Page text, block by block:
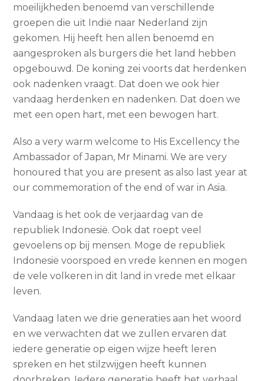
moeilijkheden benoemd van verschillende
groepen die uit Indië naar Nederland zijn
gekomen. Hij heeft hen allen benoemd en
aangesproken als burgers die het land hebben
opgebouwd. De koning zei voorts dat herdenken
ook nadenken vraagt. Dat doen we ook hier
vandaag herdenken en nadenken. Dat doen we
met een open hart, met een bewogen hart.
Also a very warm welcome to His Excellency the
Ambassador of Japan, Mr Minami. We are very
honoured that you are present as also last year at
our commemoration of the end of war in Asia.
Vandaag is het ook de verjaardag van de
republiek Indonesië. Ook dat roept veel
gevoelens op bij mensen. Moge de republiek
Indonesië voorspoed en vrede kennen en mogen
de vele volkeren in dit land in vrede met elkaar
leven.
Vandaag laten we drie generaties aan het woord
en we verwachten dat we zullen ervaren dat
iedere generatie op eigen wijze heeft leren
spreken en het stilzwijgen heeft kunnen